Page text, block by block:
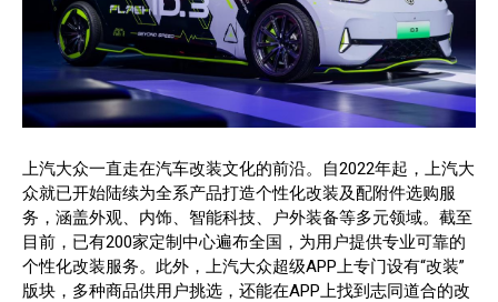
上汽大众一直走在汽车改装文化的前沿。自2022年起，上汽大
众就已开始陆续为全系产品打造个性化改装及配附件选购服
务，涵盖外观、内饰、智能科技、户外装备等多元领域。截至
目前，已有200家定制中心遍布全国，为用户提供专业可靠的
个性化改装服务。此外，上汽大众超级APP上专门设有“改装”
版块，多种商品供用户挑选，还能在APP上找到志同道合的改